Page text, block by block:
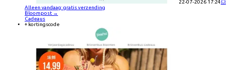
22-07-2026 17:24💥
Alleen vandaag: gratis verzending
Bloompost →
Cadeaus
+ kortingscode